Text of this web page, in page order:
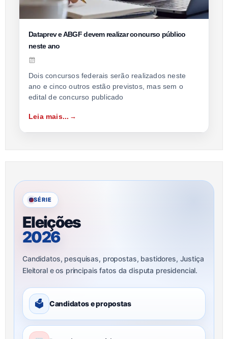
Dataprev e ABGF devem realizar concurso público
neste ano
Dois concursos federais serão realizados neste
ano e cinco outros estão previstos, mas sem o
edital de concurso publicado
Leia mais...
SÉRIE
Eleições
2026
Candidatos, pesquisas, propostas, bastidores, Justiça
Eleitoral e os principais fatos da disputa presidencial.
🗳 Candidatos e propostas